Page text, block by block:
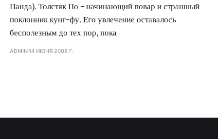
Панда). Толстяк По - начинающий повар и страшный
поклонник кунг-фу. Его увлечение оставалось
бесполезным до тех пор, пока
ADMIN14 ИЮНЯ 2008 Г.